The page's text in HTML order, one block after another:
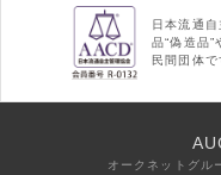
日本流通
品“偽造品”
民間団体で
オークネットグル